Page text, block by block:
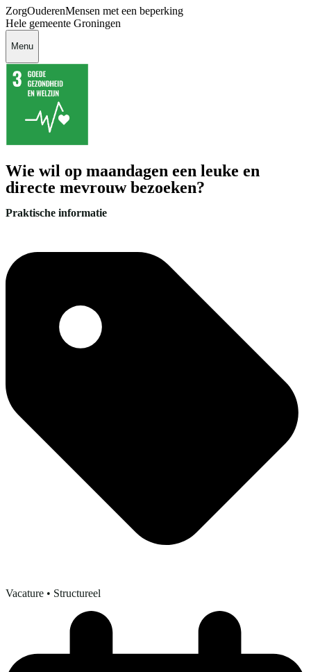
ZorgOuderenMensen met een beperking
Hele gemeente Groningen
Menu
Wie wil op maandagen een leuke en
directe mevrouw bezoeken?
Praktische informatie
Vacature • Structureel